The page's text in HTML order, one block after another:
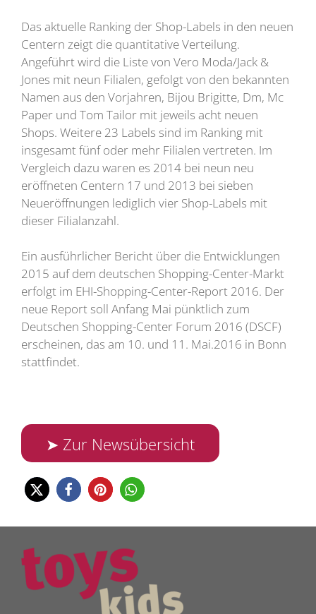
Das aktuelle Ranking der Shop-Labels in den neuen
Centern zeigt die quantitative Verteilung.
Angeführt wird die Liste von Vero Moda/Jack &
Jones mit neun Filialen, gefolgt von den bekannten
Namen aus den Vorjahren, Bijou Brigitte, Dm, Mc
Paper und Tom Tailor mit jeweils acht neuen
Shops. Weitere 23 Labels sind im Ranking mit
insgesamt fünf oder mehr Filialen vertreten. Im
Vergleich dazu waren es 2014 bei neun neu
eröffneten Centern 17 und 2013 bei sieben
Neueröffnungen lediglich vier Shop-Labels mit
dieser Filialanzahl.
Ein ausführlicher Bericht über die Entwicklungen
2015 auf dem deutschen Shopping-Center-Markt
erfolgt im EHI-Shopping-Center-Report 2016. Der
neue Report soll Anfang Mai pünktlich zum
Deutschen Shopping-Center Forum 2016 (DSCF)
erscheinen, das am 10. und 11. Mai.2016 in Bonn
stattfindet.
➤ Zur Newsübersicht